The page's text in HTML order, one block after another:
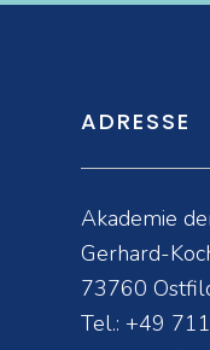
ADRESSE
Akademie
Gerhard-
73760
Tel.: +49